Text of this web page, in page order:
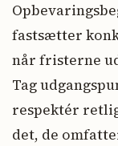
fastsætter
når fristerne
Tag
respektér
det, de